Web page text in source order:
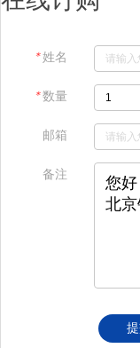
＊姓名
＊数量
邮箱
备注